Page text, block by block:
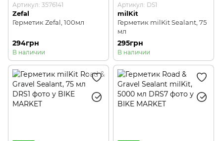
Артикул: 3576141
Zefal
Герметик Zefal, 100мл
294грн
В наличии
Артикул: DS1
milKit
Герметик milKit Sealant, 75
мл
295грн
В наличии